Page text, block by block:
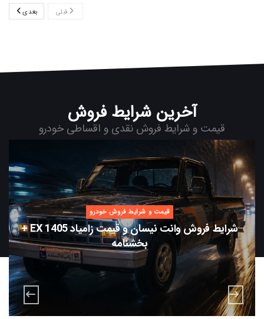
قبلی بعدی
آخرین شرایط فروش
قیمت و شرایط فروش نقدی و اقساطی خودرو
قیمت و شرایط فروش خودرو
شرایط فروش وانت نیسان و قیمت زامیاد EX 1405 +
بخشنامه